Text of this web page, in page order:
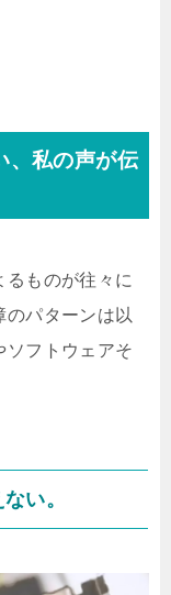
、私の声が伝
ものが往々に
のパターンは以
フトウェアそ
い。